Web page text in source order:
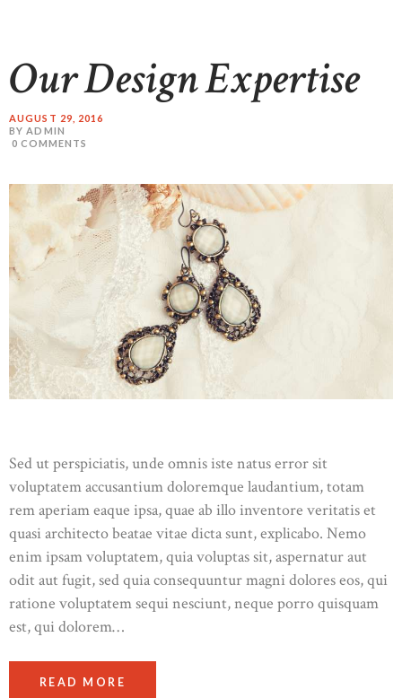
Our Design Expertise
AUGUST 29, 2016
BY ADMIN
0 COMMENTS
Sed ut perspiciatis, unde omnis iste natus error sit
voluptatem accusantium doloremque laudantium, totam
rem aperiam eaque ipsa, quae ab illo inventore veritatis et
quasi architecto beatae vitae dicta sunt, explicabo. Nemo
enim ipsam voluptatem, quia voluptas sit, aspernatur aut
odit aut fugit, sed quia consequuntur magni dolores eos, qui
ratione voluptatem sequi nesciunt, neque porro quisquam
est, qui dolorem…
READ MORE